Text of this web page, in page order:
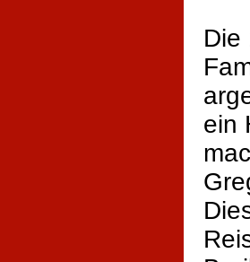
Die
ein